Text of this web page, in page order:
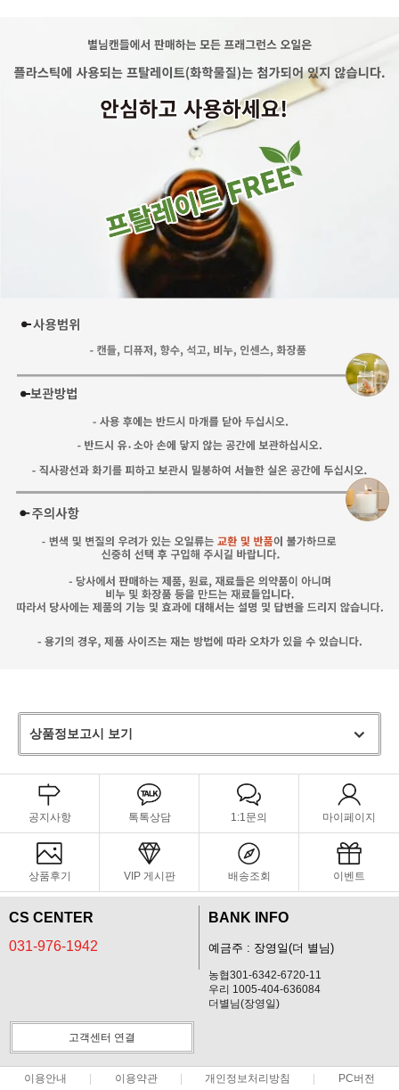
상품정보고시 보기
공지사항 톡톡상담 1:1문의 마이페이지
상품후기 VIP 게시판 배송조회 이벤트
CS CENTER
031-976-1942
BANK INFO
예금주 : 장영일(더 별님)
농협301-6342-6720-11
우리 1005-404-636084
더별님(장영일)
고객센터 연결
이용안내 이용약관 개인정보처리방침 PC버전